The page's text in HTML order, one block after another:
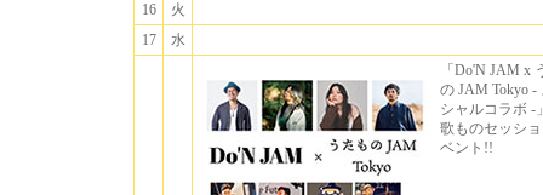
16
火
17
水
「Do'N JAM x
の JAM Tokyo -
シャルコラボ -
歌ものセッシ
ベント!!